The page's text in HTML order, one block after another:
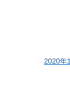
2020年